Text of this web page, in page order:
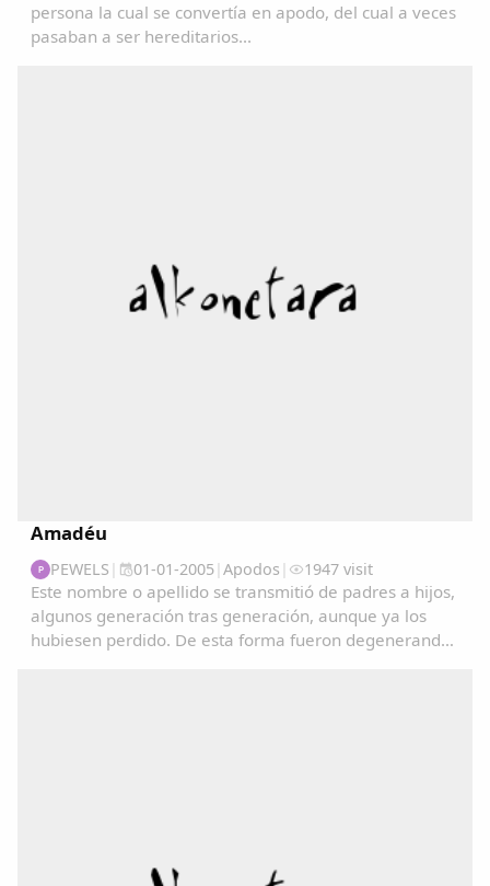
persona la cual se convertía en apodo, del cual a veces
pasaban a ser hereditarios...
Amadéu
P PEWELS | 01-01-2005| Apodos | 1947 visit
Este nombre o apellido se transmitió de padres a hijos,
algunos generación tras generación, aunque ya los
hubiesen perdido. De esta forma fueron degenerando